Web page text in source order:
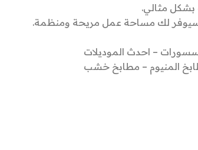
بشكل مثالي.
لك مساحة عمل مريحة ومنظمة.
– احدث الموديلات
المنيوم – مطابخ خشب